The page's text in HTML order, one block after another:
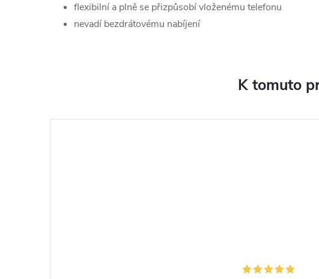
flexibilní a plně se přizpůsobí vloženému telefonu
nevadí bezdrátovému nabíjení
K tomuto